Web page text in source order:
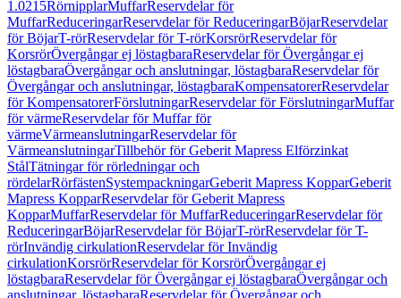
1.0215RörnipplarMuffarReservdelar för
MuffarReduceringarReservdelar för ReduceringarBöjarReservdelar
för BöjarT-rörReservdelar för T-rörKorsrörReservdelar för
KorsrörÖvergångar ej löstagbaraReservdelar för Övergångar ej
löstagbaraÖvergångar och anslutningar, löstagbaraReservdelar för
Övergångar och anslutningar, löstagbaraKompensatorerReservdelar
för KompensatorerFörslutningarReservdelar för FörslutningarMuffar
för värmeReservdelar för Muffar för
värmeVärmeanslutningarReservdelar för
VärmeanslutningarTillbehör för Geberit Mapress Elförzinkat
StålTätningar för rörledningar och
rördelarRörfästenSystempackningarGeberit Mapress KopparGeberit
Mapress KopparReservdelar för Geberit Mapress
KopparMuffarReservdelar för MuffarReduceringarReservdelar för
ReduceringarBöjarReservdelar för BöjarT-rörReservdelar för T-
rörInvändig cirkulationReservdelar för Invändig
cirkulationKorsrörReservdelar för KorsrörÖvergångar ej
löstagbaraReservdelar för Övergångar ej löstagbaraÖvergångar och
anslutningar, löstagbaraReservdelar för Övergångar och